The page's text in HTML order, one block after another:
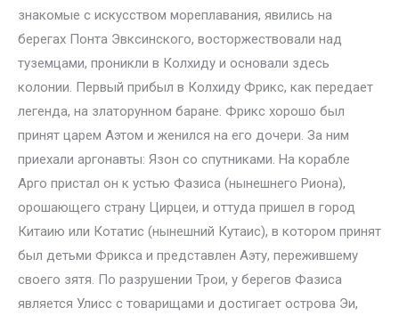
знакомые с искусством мореплавания, явились на
берегах Понта Эвксинского, восторжествовали над
туземцами, проникли в Колхиду и основали здесь
колонии. Первый прибыл в Колхиду Фрикс, как передает
легенда, на златорунном баране. Фрикс хорошо был
принят царем Аэтом и женился на его дочери. За ним
приехали аргонавты: Язон со спутниками. На корабле
Арго пристал он к устью Фазиса (нынешнего Риона),
орошающего страну Цирцеи, и оттуда пришел в город
Китаию или Котатис (нынешний Кутаис), в котором принят
был детьми Фрикса и представлен Аэту, пережившему
своего зятя. По разрушении Трои, у берегов Фазиса
является Улисс с товарищами и достигает острова Эи,